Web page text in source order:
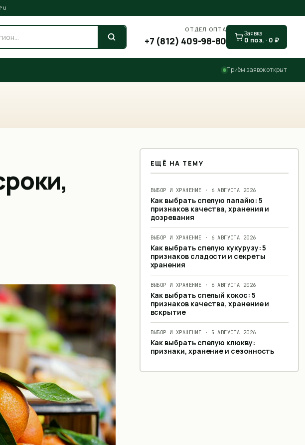
ОТДЕЛ ОПТА
+7 (812) 409-98-80
Заявка
0 поз. · 0 ₽
Приём заявок открыт
ЕЩЁ НА ТЕМУ
ВЫБОР И ХРАНЕНИЕ · 6 АВГУСТА 2026
Как выбрать спелую папайю: 5
признаков качества, хранения и
дозревания
ВЫБОР И ХРАНЕНИЕ · 6 АВГУСТА 2026
Как выбрать спелую кукурузу: 5
признаков сладости и секреты
хранения
ВЫБОР И ХРАНЕНИЕ · 6 АВГУСТА 2026
Как выбрать спелый кокос: 5
признаков качества, хранение и
вскрытие
ВЫБОР И ХРАНЕНИЕ · 5 АВГУСТА 2026
Как выбрать спелую клюкву:
признаки, хранение и сезонность